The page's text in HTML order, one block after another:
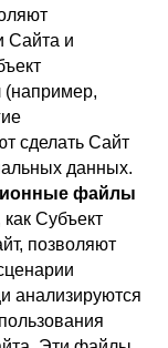
Сайта и
(например,
сделать Сайт
данных.
файлы
Субъект
позволяют
анализируются